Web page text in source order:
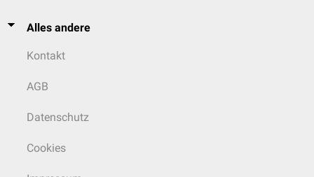
Alles andere
Kontakt
AGB
Datenschutz
Cookies